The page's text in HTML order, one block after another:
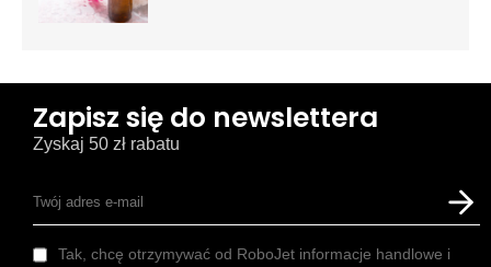
Zapisz się do newslettera
Zyskaj 50 zł rabatu
Tak, chcę otrzymywać od RoboJet informacje handlowe i